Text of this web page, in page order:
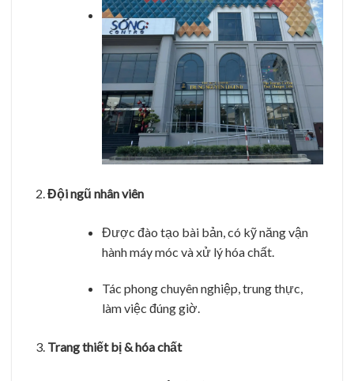
Đội ngũ nhân viên
Được đào tạo bài bản, có kỹ năng vận
hành máy móc và xử lý hóa chất.
Tác phong chuyên nghiệp, trung thực,
làm việc đúng giờ.
Trang thiết bị & hóa chất